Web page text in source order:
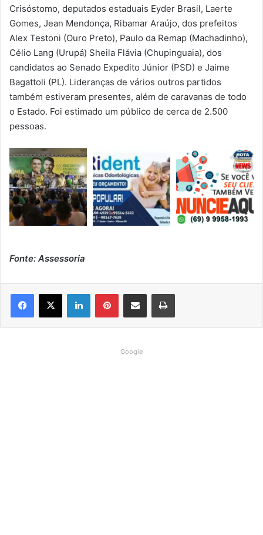
Crisóstomo, deputados estaduais Eyder Brasil, Laerte
Gomes, Jean Mendonça, Ribamar Araújo, dos prefeitos
Alex Testoni (Ouro Preto), Paulo da Remap (Machadinho),
Célio Lang (Urupá) Sheila Flávia (Chupinguaia), dos
candidatos ao Senado Expedito Júnior (PSD) e Jaime
Bagattoli (PL). Lideranças de vários outros partidos
também estiveram presentes, além de caravanas de todo
o Estado. Foi estimado um público de cerca de 2.500
pessoas.
Fonte: Assessoria
Google